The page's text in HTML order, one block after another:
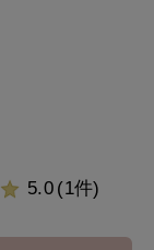
5.0 (1件)